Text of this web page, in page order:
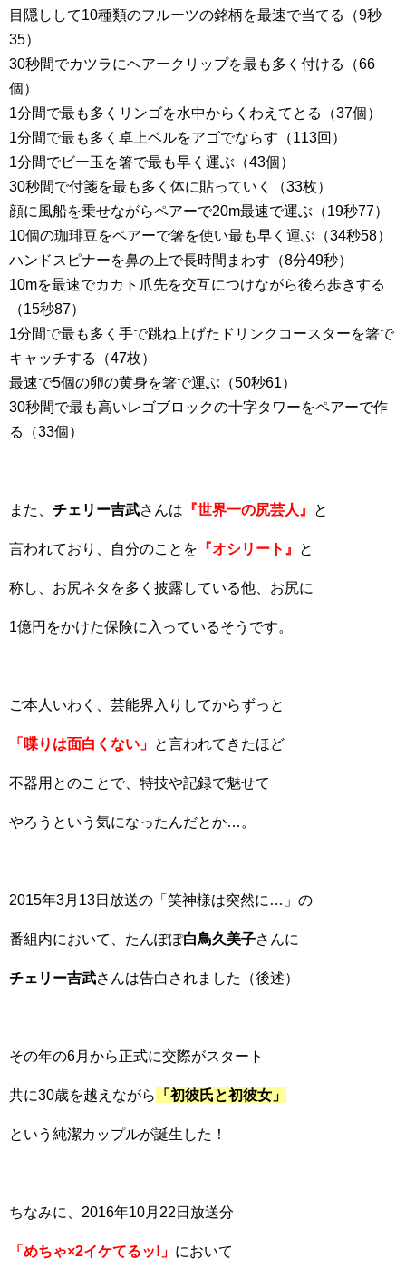
目隠しして10種類のフルーツの銘柄を最速で当てる（9秒
35）
30秒間でカツラにヘアークリップを最も多く付ける（66
個）
1分間で最も多くリンゴを水中からくわえてとる（37個）
1分間で最も多く卓上ベルをアゴでならす（113回）
1分間でビー玉を箸で最も早く運ぶ（43個）
30秒間で付箋を最も多く体に貼っていく（33枚）
顔に風船を乗せながらペアーで20m最速で運ぶ（19秒77）
10個の珈琲豆をペアーで箸を使い最も早く運ぶ（34秒58）
ハンドスピナーを鼻の上で長時間まわす（8分49秒）
10mを最速でカカト爪先を交互につけながら後ろ歩きする
（15秒87）
1分間で最も多く手で跳ね上げたドリンクコースターを箸で
キャッチする（47枚）
最速で5個の卵の黄身を箸で運ぶ（50秒61）
30秒間で最も高いレゴブロックの十字タワーをペアーで作
る（33個）
また、 チェリー吉武さんは 『世界一の尻芸人』 と
言われており、自分のことを 『オシリート』 と
称し、お尻ネタを多く披露している他、お尻に
1億円をかけた保険に入っているそうです。
ご本人いわく、芸能界入りしてからずっと
「喋りは面白くない」 と言われてきたほど
不器用とのことで、特技や記録で魅せて
やろうという気になったんだとか…。
2015年3月13日放送の「笑神様は突然に…」の
番組内において、たんぽぽ白鳥久美子さんに
チェリー吉武さんは告白されました（後述）
その年の6月から正式に交際がスタート
共に30歳を越えながら 「初彼氏と初彼女」
という純潔カップルが誕生した！
ちなみに、2016年10月22日放送分
「めちゃ×2イケてるッ!」 において